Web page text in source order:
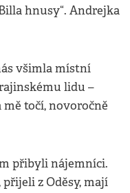
hnusy“. Andrejka
všimla místní
lidu –
mě točí, novoročně
přibyli nájemníci.
z Oděsy, mají